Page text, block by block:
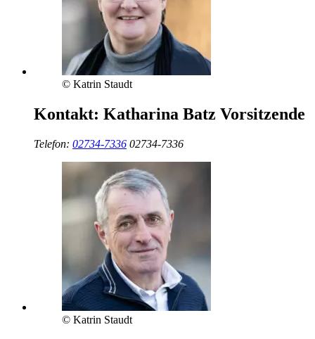
© Katrin Staudt
Kontakt: Katharina Batz Vorsitzende
Telefon: 02734-7336 02734-7336
© Katrin Staudt